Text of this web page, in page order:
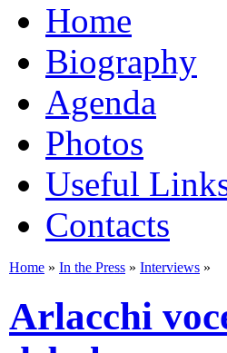
Home
Biography
Agenda
Photos
Useful
Contacts
Home » In the Press » Interviews »
Arlacchi